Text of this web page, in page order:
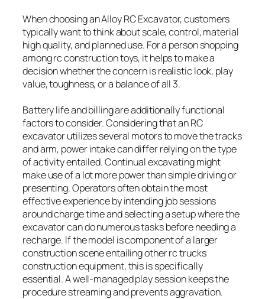
When choosing an Alloy RC Excavator, customers
typically want to think about scale, control, material
high quality, and planned use. For a person shopping
among rc construction toys, it helps to make a
decision whether the concern is realistic look, play
value, toughness, or a balance of all 3.
Battery life and billing are additionally functional
factors to consider. Considering that an RC
excavator utilizes several motors to move the tracks
and arm, power intake can differ relying on the type
of activity entailed. Continual excavating might
make use of a lot more power than simple driving or
presenting. Operators often obtain the most
effective experience by intending job sessions
around charge time and selecting a setup where the
excavator can do numerous tasks before needing a
recharge. If the model is component of a larger
construction scene entailing other rc trucks
construction equipment, this is specifically
essential. A well-managed play session keeps the
procedure streaming and prevents aggravation.